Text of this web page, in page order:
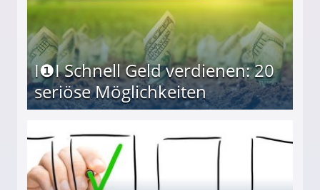
I❶I Schnell Geld verdienen: 20
seriöse Möglichkeiten